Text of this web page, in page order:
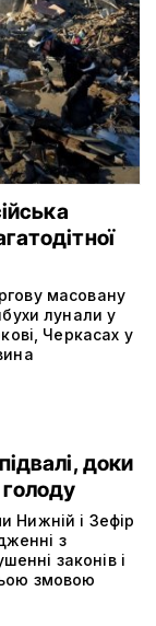
масовану
лунали у
Черкасах у
доки
Нижній і Зефір
з
законів і
змовою